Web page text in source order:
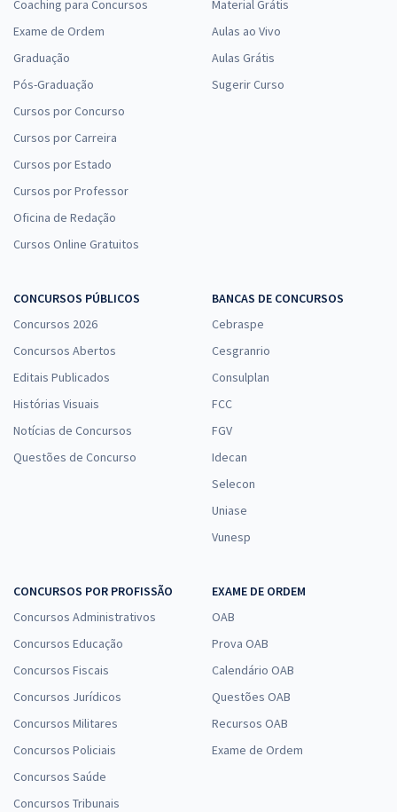
Coaching para Concursos
Exame de Ordem
Graduação
Pós-Graduação
Cursos por Concurso
Cursos por Carreira
Cursos por Estado
Cursos por Professor
Oficina de Redação
Cursos Online Gratuitos
Material Grátis
Aulas ao Vivo
Aulas Grátis
Sugerir Curso
CONCURSOS PÚBLICOS
Concursos 2026
Concursos Abertos
Editais Publicados
Histórias Visuais
Notícias de Concursos
Questões de Concurso
BANCAS DE CONCURSOS
Cebraspe
Cesgranrio
Consulplan
FCC
FGV
Idecan
Selecon
Uniase
Vunesp
CONCURSOS POR PROFISSÃO
Concursos Administrativos
Concursos Educação
Concursos Fiscais
Concursos Jurídicos
Concursos Militares
Concursos Policiais
Concursos Saúde
Concursos Tribunais
EXAME DE ORDEM
OAB
Prova OAB
Calendário OAB
Questões OAB
Recursos OAB
Exame de Ordem